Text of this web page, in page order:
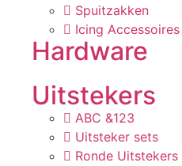
Spuitzakken
Icing Accessoires
Hardware
Uitstekers
ABC &123
Uitsteker sets
Ronde Uitstekers